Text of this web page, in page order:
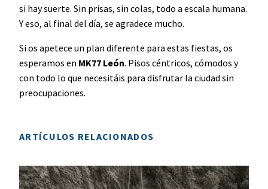
si hay suerte. Sin prisas, sin colas, todo a escala humana.
Y eso, al final del día, se agradece mucho.
Si os apetece un plan diferente para estas fiestas, os
esperamos en MK77 León. Pisos céntricos, cómodos y
con todo lo que necesitáis para disfrutar la ciudad sin
preocupaciones.
ARTÍCULOS RELACIONADOS